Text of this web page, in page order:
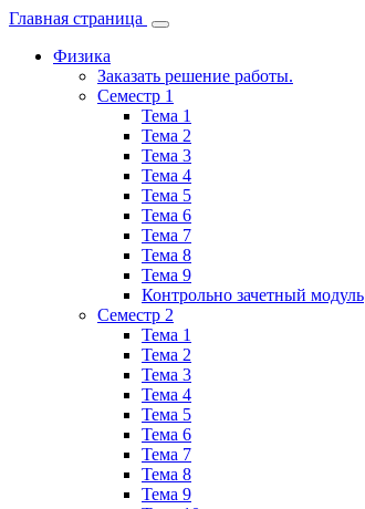
Главная страница
Физика
Заказать решение работы.
Семестр 1
Тема 1
Тема 2
Тема 3
Тема 4
Тема 5
Тема 6
Тема 7
Тема 8
Тема 9
Контрольно зачетный модуль
Семестр 2
Тема 1
Тема 2
Тема 3
Тема 4
Тема 5
Тема 6
Тема 7
Тема 8
Тема 9